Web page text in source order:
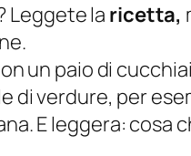
Leggete la ricetta,
un paio di
verdure, per
E leggera: